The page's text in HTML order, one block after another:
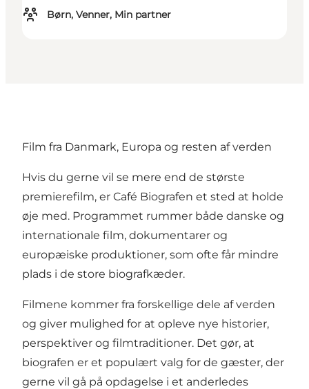
Børn, Venner, Min partner
Film fra Danmark, Europa og resten af verden
Hvis du gerne vil se mere end de største
premierefilm, er Café Biografen et sted at holde
øje med. Programmet rummer både danske og
internationale film, dokumentarer og
europæiske produktioner, som ofte får mindre
plads i de store biografkæder.
Filmene kommer fra forskellige dele af verden
og giver mulighed for at opleve nye historier,
perspektiver og filmtraditioner. Det gør, at
biografen er et populært valg for de gæster, der
gerne vil gå på opdagelse i et anderledes